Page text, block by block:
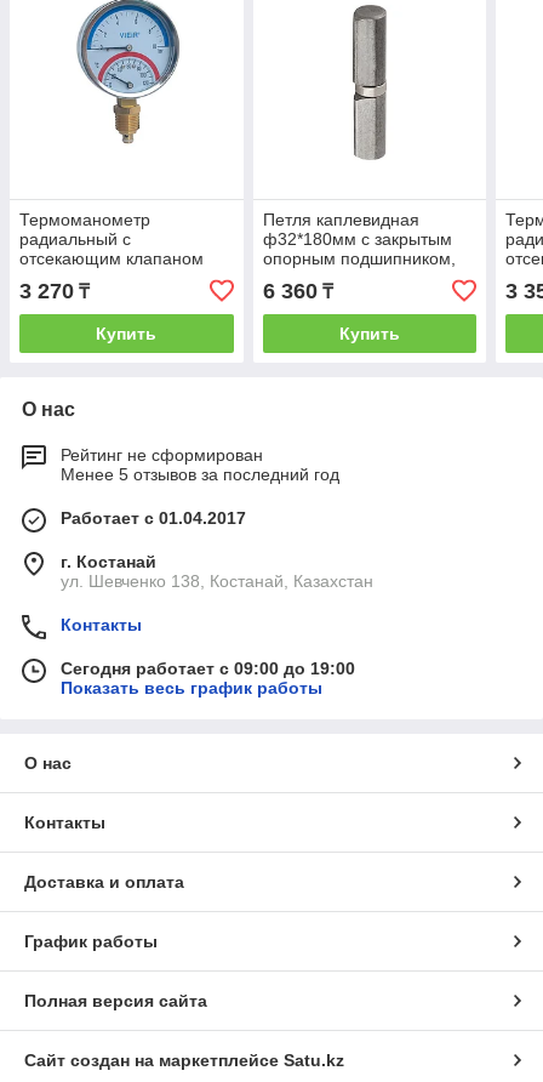
Термоманометр
радиальный с
отсекающим клапаном
1/2" / 10 бар / 120°С /
80мм VIEIR YE10
(100/1шт)
3 270 ₸
Купить
Петля каплевидная
ф32*180мм с закрытым
опорным подшипником,
ф32*180мм, 41-7-328
6 360₸
Купить
3
О нас
Рейтинг не сформирован
Менее 5 отзывов за последний год
Работает с 01.04.2017
г. Костанай
ул. Шевченко 138, Костанай, Казахстан
Контакты
Сегодня работает с 09:00 до 19:00
Показать весь график работы
О нас
Контакты
Доставка и оплата
График работы
Полная версия сайта
Сайт создан на маркетплейсе Satu.kz